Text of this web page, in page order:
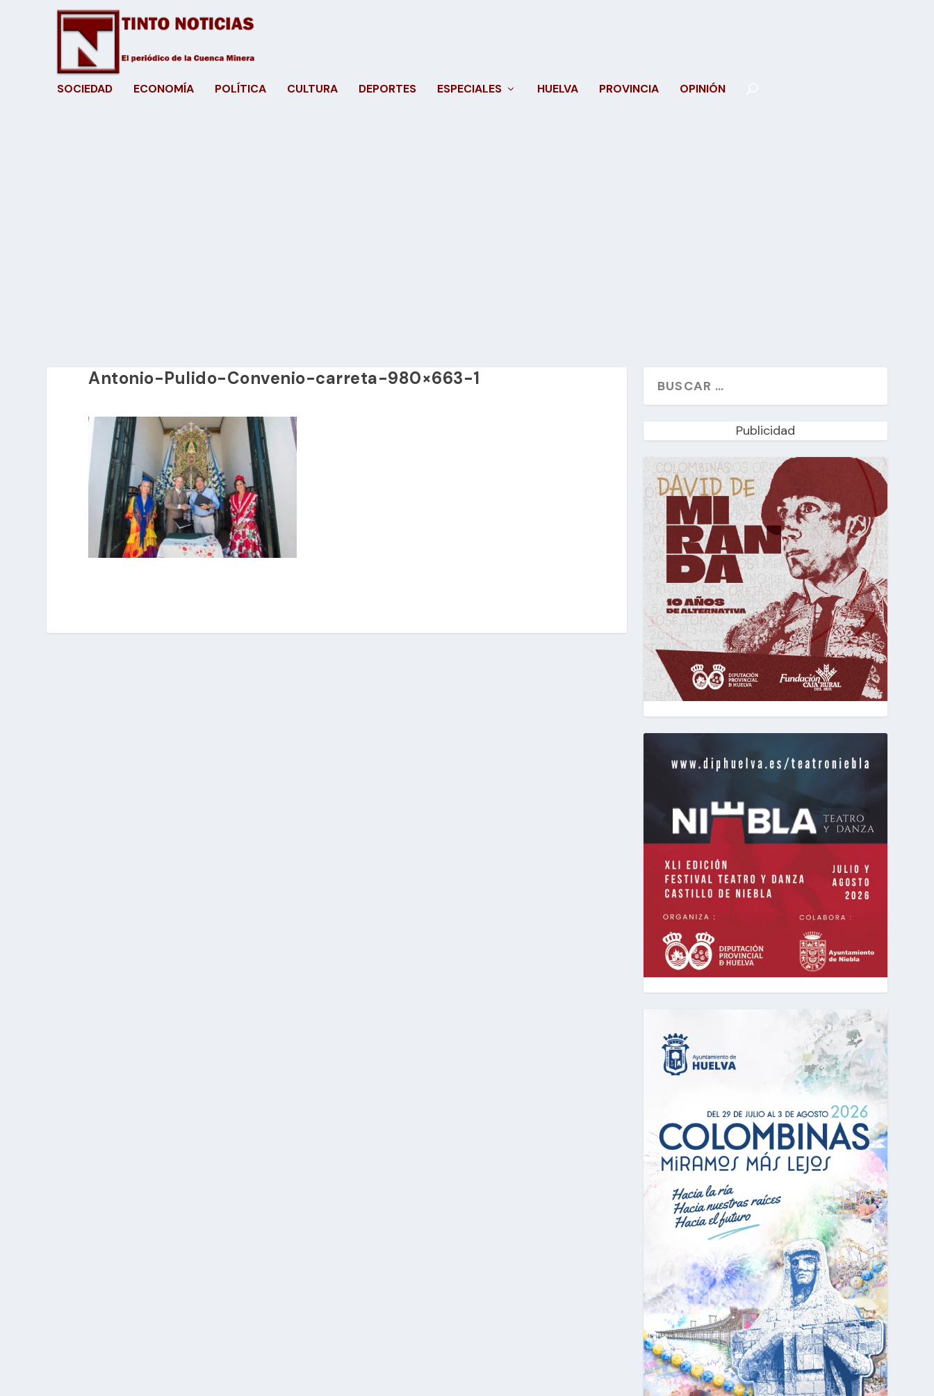
SOCIEDAD ECONOMÍA POLÍTICA CULTURA DEPORTES ESPECIALES HUELVA PROVINCIA OPINIÓN
Antonio-Pulido-Convenio-carreta-980×663-1
Publicidad